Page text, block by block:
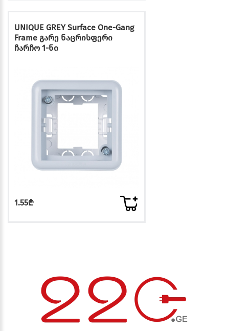
UNIQUE GREY Surface One-Gang
Frame გარე ნაცრისფერი
ჩარჩო 1-ნი
1.55₾